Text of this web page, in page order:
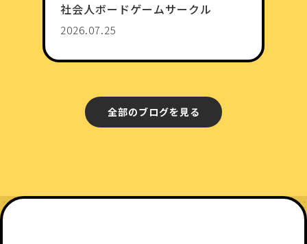
社会人ボードゲームサークル
2026.07.25
全部のブログを見る